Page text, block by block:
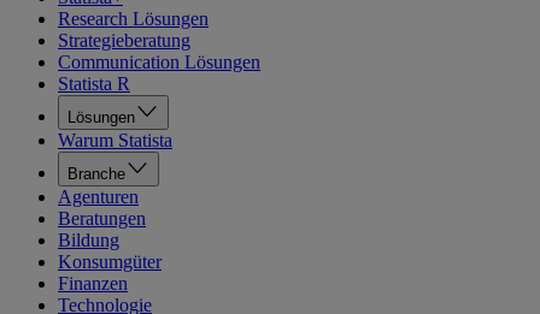
Research Lösungen
Strategieberatung
Communication Lösungen
Statista R
Lösungen
Warum Statista
Branche
Agenturen
Beratungen
Bildung
Konsumgüter
Finanzen
Technologie